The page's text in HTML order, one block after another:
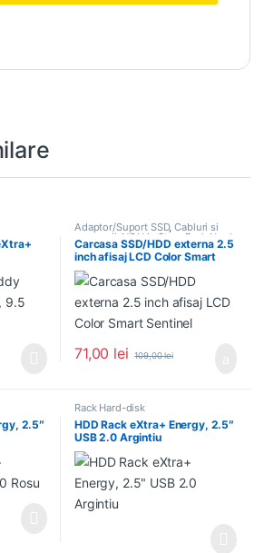
Adaptor/Suport SSD,Cabluri si
accesorii NOU in Stoc Rack Hard-
disk
Carcasa SSD/HDD externa 2.5
inch afisaj LCD Color Smart
Sentinel
71,00 lei 109,00lei
2.5″
Rack Hard-disk
HDD Rack eXtra+ Energy, 2.5″
USB 2.0 Argintiu